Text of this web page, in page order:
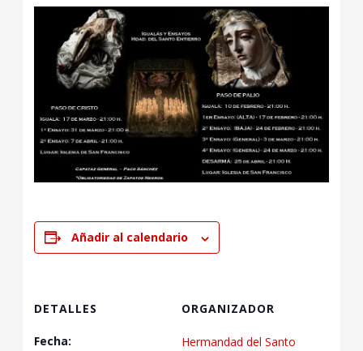
Añadir al calendario
DETALLES
Fecha:
ORGANIZADOR
Hermandad del Santo